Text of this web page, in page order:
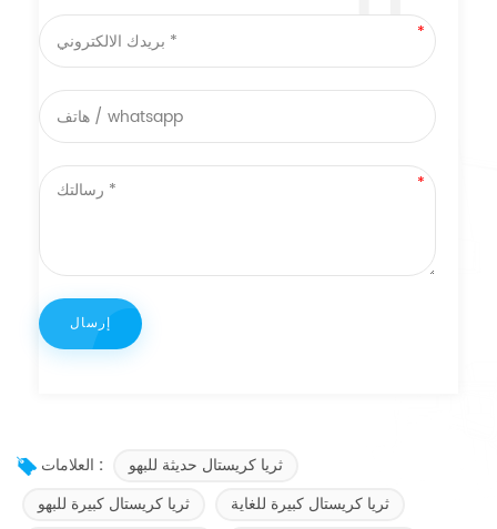
العلامات :
ثريا كريستال حديثة للبهو
ثريا كريستال كبيرة للبهو
ثريا كريستال كبيرة للغاية